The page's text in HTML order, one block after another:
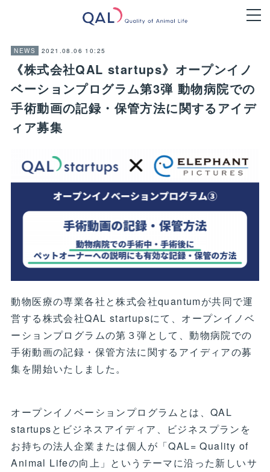
NEWS 2021.08.06 10:25
《株式会社QAL startups》オープンイノ
ベーションプログラム第3弾 動物病院での
手術動画の記録・保管方法に関するアイデ
ィア募集
動物医療の専業各社と株式会社quantumが共同で運
営する株式会社QAL startupsにて、オープンイノベ
ーションプログラムの第３弾として、動物病院での
手術動画の記録・保管方法に関するアイディアの募
集を開始いたしました。
オープンイノベーションプログラムとは、QAL
startupsとビジネスアイディア、ビジネスプランを
お持ちの法人企業または個人が「QAL= Quality of
Animal Lifeの向上」というテーマに沿った新しいサ